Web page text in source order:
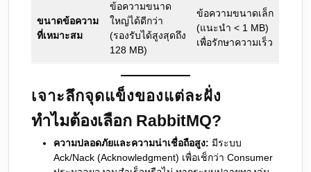
ขนาดข้อความ
ที่เหมาะสม
ข้อความขนาด
ใหญ่ได้ดีกว่า
(รองรับได้สูงสุดถึง
128 MB)
ข้อความขนาดเล็ก
(แนะนำ < 1 MB)
เพื่อรักษาความเร็ว
เจาะลึกจุดแข็งของแต่ละฝั่ง
ทำไมต้องเลือก RabbitMQ?
ความปลอดภัยและความน่าเชื่อถือสูง: มีระบบ
Ack/Nack (Acknowledgment) เพื่อเช็กว่า Consumer